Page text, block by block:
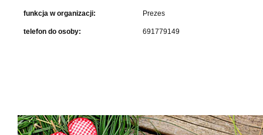
funkcja w organizacji: Prezes
telefon do osoby: 691779149